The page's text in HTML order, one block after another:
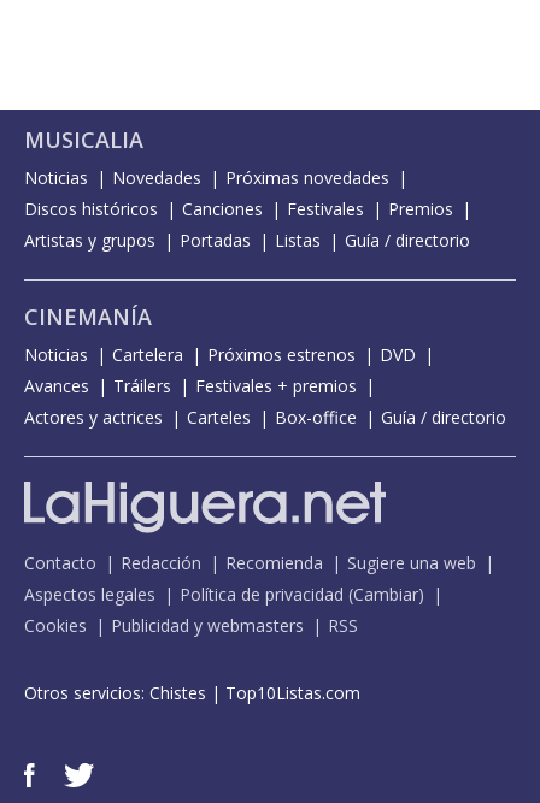
MUSICALIA
Noticias Novedades
Próximas novedades
Discos históricos
Canciones Festivales
Premios
Artistas y grupos
Portadas Listas Guía / directorio
CINEMANÍA
Noticias Cartelera Próximos estrenos
DVD
Avances
Tráilers
Festivales + premios
Actores y actrices
Carteles Box-office Guía / directorio
Contacto Redacción Recomienda
Sugiere una web
Aspectos legales
Política de privacidad (Cambiar)
Cookies
Publicidad y webmasters RSS
Otros servicios: Chistes | Top10Listas.com